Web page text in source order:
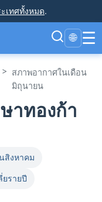
เทศทั้งหมด.
🌐 ☰
> สภาพอากาศในเดือน
มิถุนายน
าทองก้า
สิงหาคม
ยรายปี